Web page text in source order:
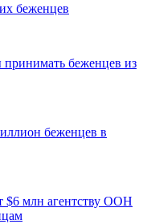
беженцев
беженцев из
беженцев в
$6 млн агентству ООН